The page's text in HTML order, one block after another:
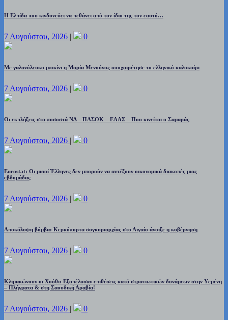
Η Ελπίδα που κινδυνεύει να πεθάνει από τον ίδιο της τον εαυτό…
7 Αυγούστου, 2026 | 0
Με γαλανόλευκο μπικίνι η Μαρία Μενούνος αποχαιρέτησε το ελληνικό καλοκαίρι
7 Αυγούστου, 2026 | 0
Οι εκπλήξεις στα ποσοστά ΝΔ – ΠΑΣΟΚ – ΕΛΑΣ – Που κινείται ο Σαμαράς
7 Αυγούστου, 2026 | 0
Eurostat: Οι μισοί Έλληνες δεν μπορούν να αντέξουν οικονομικά διακοπές μιας
εβδομάδας
7 Αυγούστου, 2026 | 0
Αποκάλυψη βόμβα: Κερκόπορτα συγκυριαρχίας στο Αιγαίο άνοιξε η κυβέρνηση
7 Αυγούστου, 2026 | 0
Κλιμακώνουν οι Χούθι: Eξαπέλυσαν επιθέσεις κατά στρατιωτικών δυνάμεων στην Υεμένη
– Πλήγματα & στη Σαουδική Αραβία!
7 Αυγούστου, 2026 | 0